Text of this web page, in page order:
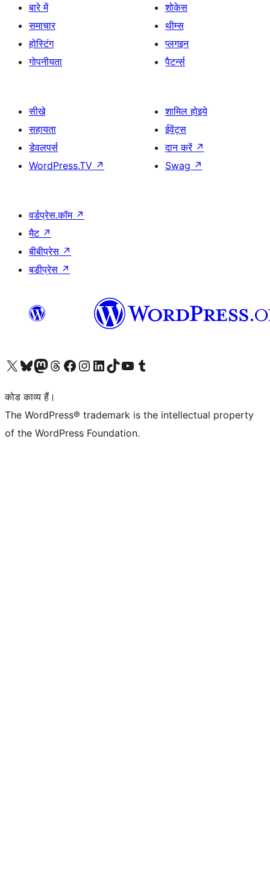
बारे में
समाचार
होस्टिंग
गोपनीयता
शोकेस
थीम्स
प्लगइन
पैटर्न्स
सीखे
सहायता
डेवलपर्स
WordPress.TV ↗
शामिल होइये
ईवेंट्स
दान करें ↗
Swag ↗
वर्डप्रेस.कॉम ↗
मैट ↗
बीबीप्रेस ↗
बडीप्रेस ↗
Visit our X (formerly Twitter) account
हमारे बलुस्की खाते पर जाएँVisit our Mastodon account
हमारे थ्रेड्स अकाउंट पर जाएंहमारे फेसबुक पेज पर जाएँहमारे इंस्टाग्राम अकाउंट पर जाएंहमारे लिंक्डइन खाते पर जाएँहमारे टिकटॉक खाते पर जाएँहमारे यूट्यूब चैनल पर जाएंहमारे Tumblr खाते पर जाएँ
कोड काव्य हैं।
The WordPress® trademark is the intellectual property
of the WordPress Foundation.